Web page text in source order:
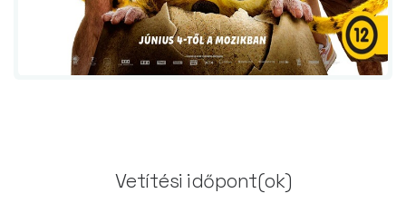
Vetítési időpont(ok)